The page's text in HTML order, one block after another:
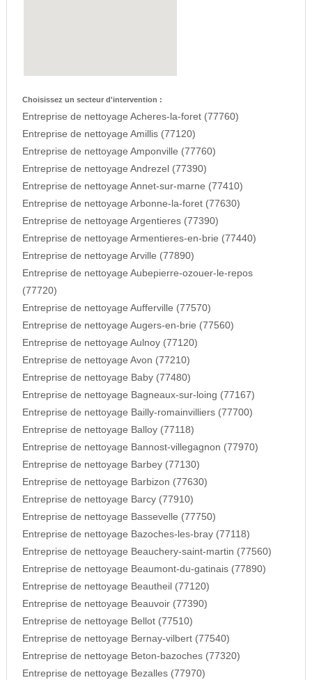
Choisissez un secteur d'intervention :
Entreprise de nettoyage Acheres-la-foret (77760)
Entreprise de nettoyage Amillis (77120)
Entreprise de nettoyage Amponville (77760)
Entreprise de nettoyage Andrezel (77390)
Entreprise de nettoyage Annet-sur-marne (77410)
Entreprise de nettoyage Arbonne-la-foret (77630)
Entreprise de nettoyage Argentieres (77390)
Entreprise de nettoyage Armentieres-en-brie (77440)
Entreprise de nettoyage Arville (77890)
Entreprise de nettoyage Aubepierre-ozouer-le-repos
(77720)
Entreprise de nettoyage Aufferville (77570)
Entreprise de nettoyage Augers-en-brie (77560)
Entreprise de nettoyage Aulnoy (77120)
Entreprise de nettoyage Avon (77210)
Entreprise de nettoyage Baby (77480)
Entreprise de nettoyage Bagneaux-sur-loing (77167)
Entreprise de nettoyage Bailly-romainvilliers (77700)
Entreprise de nettoyage Balloy (77118)
Entreprise de nettoyage Bannost-villegagnon (77970)
Entreprise de nettoyage Barbey (77130)
Entreprise de nettoyage Barbizon (77630)
Entreprise de nettoyage Barcy (77910)
Entreprise de nettoyage Bassevelle (77750)
Entreprise de nettoyage Bazoches-les-bray (77118)
Entreprise de nettoyage Beauchery-saint-martin (77560)
Entreprise de nettoyage Beaumont-du-gatinais (77890)
Entreprise de nettoyage Beautheil (77120)
Entreprise de nettoyage Beauvoir (77390)
Entreprise de nettoyage Bellot (77510)
Entreprise de nettoyage Bernay-vilbert (77540)
Entreprise de nettoyage Beton-bazoches (77320)
Entreprise de nettoyage Bezalles (77970)